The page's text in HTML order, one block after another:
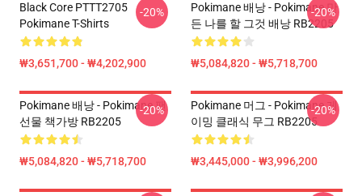
Black Core PTTT2705
Pokimane T-Shirts
₩3,651,700 - ₩4,202,900
-20%
Pokimane 배낭 - Pokimane 만
든 나를 할 그것 배낭 RB2205
₩5,084,820 - ₩5,718,700
-20%
Pokimane 배낭 - Pokimane 팬
선물 책가방 RB2205
₩5,084,820 - ₩5,718,700
-20%
Pokimane 머그 - Pokimane 게
이밍 클래식 무그 RB2205
₩3,445,000 - ₩3,996,200
-20%